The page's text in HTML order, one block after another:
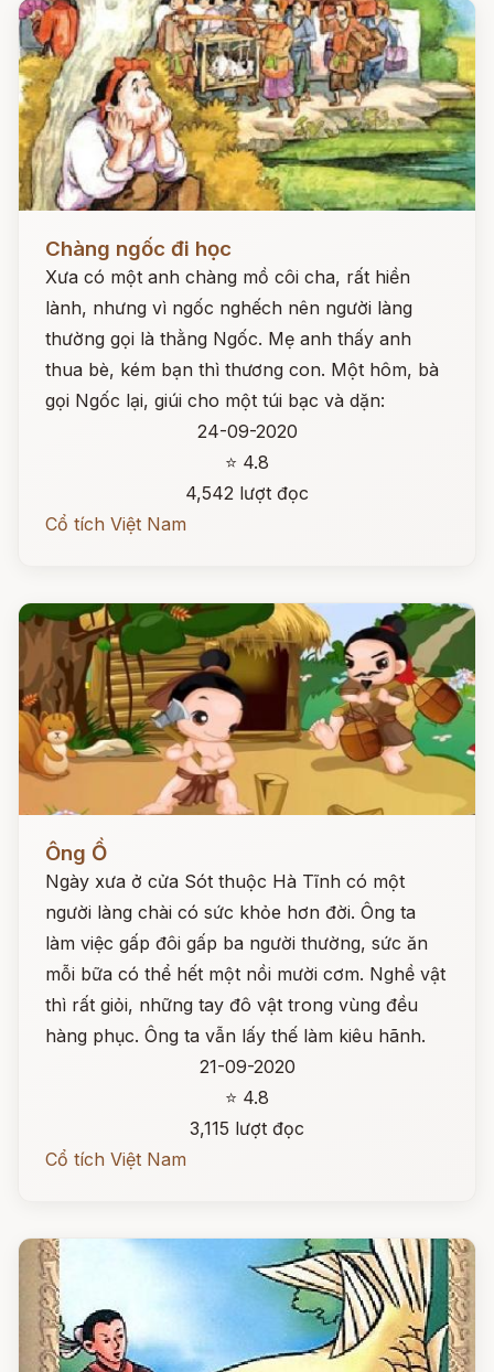
Chàng ngốc đi học
Xưa có một anh chàng mồ côi cha, rất hiền
lành, nhưng vì ngốc nghếch nên người làng
thường gọi là thằng Ngốc. Mẹ anh thấy anh
thua bè, kém bạn thì thương con. Một hôm, bà
gọi Ngốc lại, giúi cho một túi bạc và dặn:
24-09-2020
⭐ 4.8
4,542 lượt đọc
Cổ tích Việt Nam
Đọc ngay
Ông Ồ
Ngày xưa ở cửa Sót thuộc Hà Tĩnh có một
người làng chài có sức khỏe hơn đời. Ông ta
làm việc gấp đôi gấp ba người thường, sức ăn
mỗi bữa có thể hết một nồi mười cơm. Nghề vật
thì rất giỏi, những tay đô vật trong vùng đều
hàng phục. Ông ta vẫn lấy thế làm kiêu hãnh.
21-09-2020
⭐ 4.8
3,115 lượt đọc
Cổ tích Việt Nam